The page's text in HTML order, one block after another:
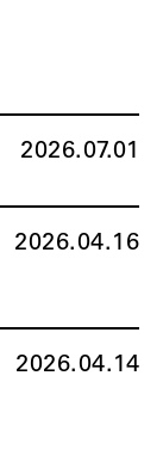
2026.07.01
2026.04.16
2026.04.14